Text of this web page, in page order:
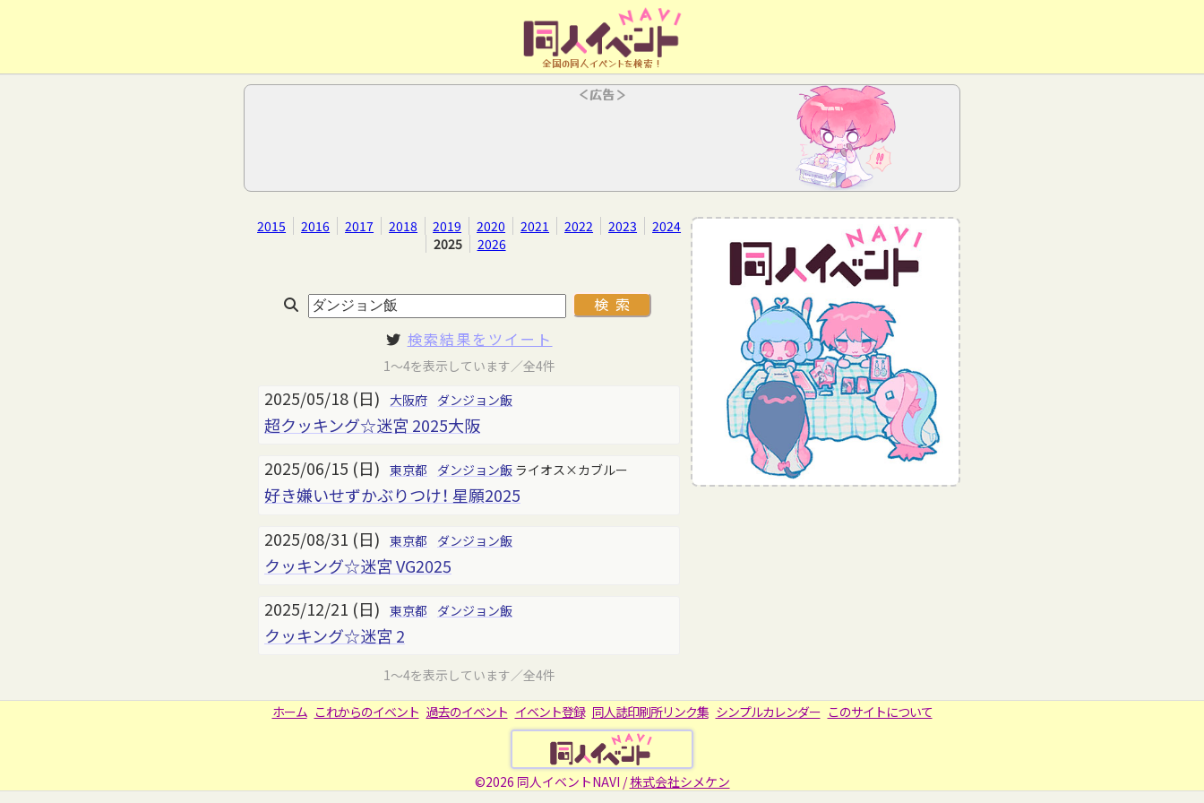
全国の同人イベントを検索！
＜広告＞
2015 2016 2017 2018 2019 2020 2021 2022 2023
2024
2025
2026
検索結果をツイート
1～4を表示しています／全4件
2025/05/18 (日) 大阪府 ダンジョン飯
超クッキング☆迷宮 2025大阪
2025/06/15 (日) 東京都 ダンジョン飯 ライオス×カブルー
好き嫌いせずかぶりつけ！ 星願2025
2025/08/31 (日) 東京都 ダンジョン飯
クッキング☆迷宮 VG2025
2025/12/21 (日) 東京都 ダンジョン飯
クッキング☆迷宮 2
1～4を表示しています／全4件
ホーム これからのイベント 過去のイベント イベント登録 同人誌印刷所リンク集 シンプルカレンダー このサイトについて
©2026 同人イベントNAVI /株式会社シメケン